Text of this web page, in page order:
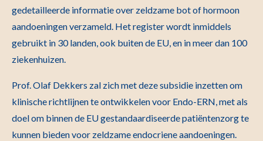
gedetailleerde informatie over zeldzame bot of hormoon
aandoeningen verzameld. Het register wordt inmiddels
gebruikt in 30 landen, ook buiten de EU, en in meer dan 100
ziekenhuizen.
Prof. Olaf Dekkers zal zich met deze subsidie inzetten om
klinische richtlijnen te ontwikkelen voor Endo-ERN, met als
doel om binnen de EU gestandaardiseerde patiëntenzorg te
kunnen bieden voor zeldzame endocriene aandoeningen.